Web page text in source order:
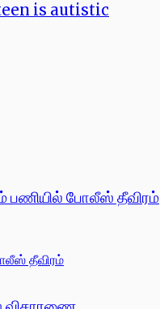
is autistic
பணியில் போலீஸ் தீவிரம்